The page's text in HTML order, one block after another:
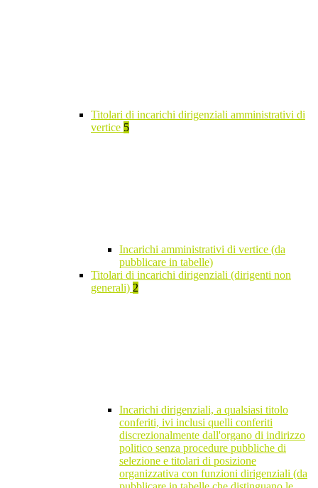
Titolari di incarichi dirigenziali amministrativi di
vertice 5
Incarichi amministrativi di vertice (da
pubblicare in tabelle)
Titolari di incarichi dirigenziali (dirigenti non
generali) 2
Incarichi dirigenziali, a qualsiasi titolo
conferiti, ivi inclusi quelli conferiti
discrezionalmente dall'organo di indirizzo
politico senza procedure pubbliche di
selezione e titolari di posizione
organizzativa con funzioni dirigenziali (da